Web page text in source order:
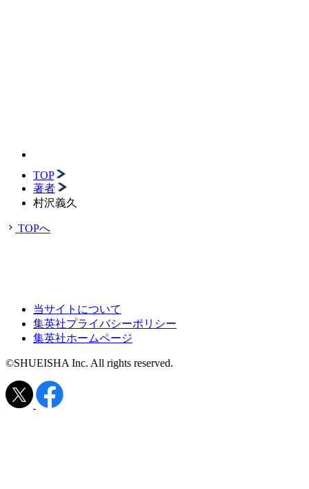
TOP
著者
村沢義久
TOPへ
当サイトについて
集英社プライバシーポリシー
集英社ホームページ
©SHUEISHA Inc. All rights reserved.